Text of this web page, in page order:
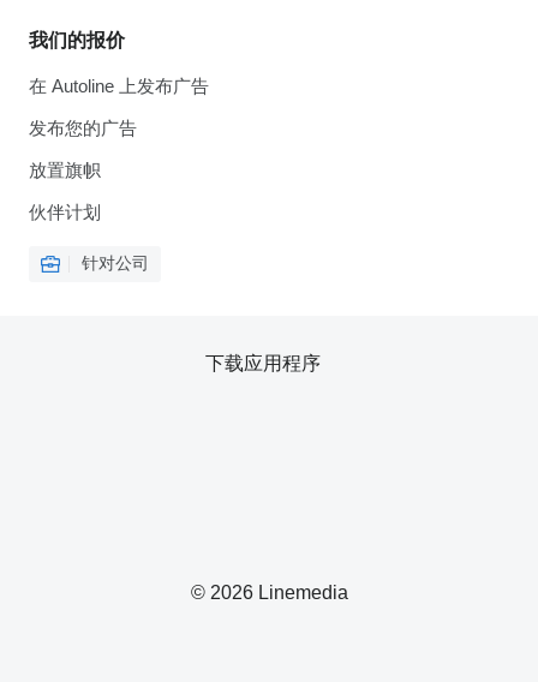
我们的报价
在 Autoline 上发布广告
发布您的广告
放置旗帜
伙伴计划
针对公司
© 2026 Linemedia
下载应用程序